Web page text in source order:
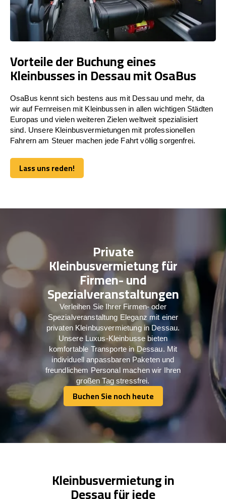
Vorteile der Buchung eines
Kleinbusses in Dessau mit OsaBus
OsaBus kennt sich bestens aus mit Dessau und mehr, da
wir auf Fernreisen mit Kleinbussen in allen wichtigen Städten
Europas und vielen weiteren Zielen weltweit spezialisiert
sind. Unsere Kleinbusvermietungen mit professionellen
Fahrern am Steuer machen jede Fahrt völlig sorgenfrei.
Lass uns reden!
Lass uns reden!
Private
Kleinbusvermietung für
Firmen- und
Spezialveranstaltungen
Verleihen Sie Ihrer Firmen- oder
Spezialveranstaltung Eleganz mit einer
privaten Kleinbusvermietung in Dessau.
Unsere Luxus-Kleinbusse bieten
komfortable Transporte in Dessau. Mit
individuell anpassbaren Paketen und
freundlichem Personal machen wir Ihren
großen Tag stressfrei.
Buchen Sie noch heute
Buchen Sie noch heute
Kleinbusvermietung in
Dessau für jede